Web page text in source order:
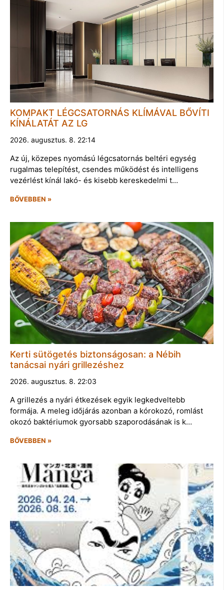
KOMPAKT LÉGCSATORNÁS KLÍMÁVAL BŐVÍTI
KÍNÁLATÁT AZ LG
2026. augusztus. 8. 22:14
Az új, közepes nyomású légcsatornás beltéri egység
rugalmas telepítést, csendes működést és intelligens
vezérlést kínál lakó- és kisebb kereskedelmi t…
BŐVEBBEN »
Kerti sütögetés biztonságosan: a Nébih
tanácsai nyári grillezéshez
2026. augusztus. 8. 22:03
A grillezés a nyári étkezések egyik legkedveltebb
formája. A meleg időjárás azonban a kórokozó, romlást
okozó baktériumok gyorsabb szaporodásának is k…
BŐVEBBEN »